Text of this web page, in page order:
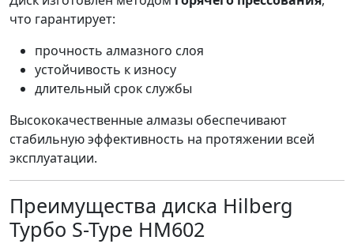
что гарантирует:
прочность алмазного слоя
устойчивость к износу
длительный срок службы
Высококачественные алмазы обеспечивают
стабильную эффективность на протяжении всей
эксплуатации.
Преимущества диска Hilberg
Турбо S-Type HM602